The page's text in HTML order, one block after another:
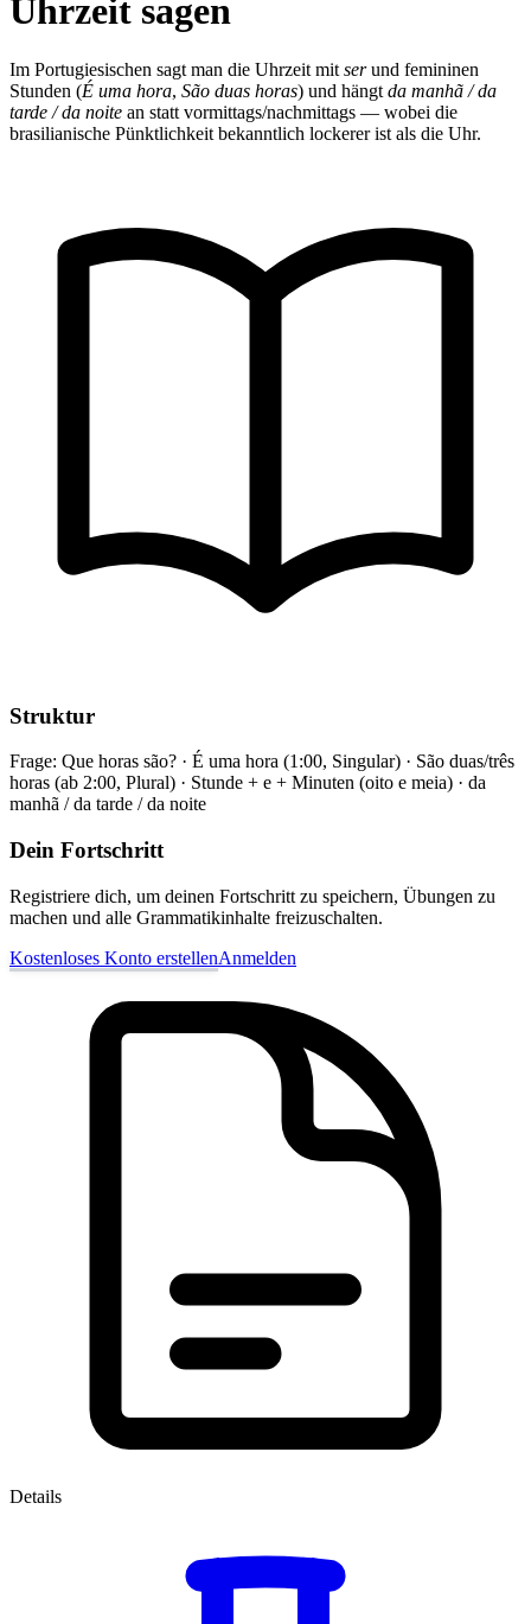
Uhrzeit sagen
Im Portugiesischen sagt man die Uhrzeit mit serund femininen
Stunden (É uma hora, São duas horas) und hängt da manhã / da
tarde / da noite an statt vormittags/nachmittags — wobei die
brasilianische Pünktlichkeit bekanntlich lockerer ist als die Uhr.
Struktur
Frage: Que horas são? · É uma hora (1:00, Singular) · São duas/três
horas (ab 2:00, Plural) · Stunde + e + Minuten (oito e meia) · da
manhã / da tarde / da noite
Dein Fortschritt
Registriere dich, um deinen Fortschritt zu speichern, Übungen zu
machen und alle Grammatikinhalte freizuschalten.
Kostenloses Konto erstellenAnmelden
Details